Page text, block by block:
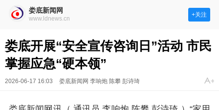
娄底新闻网
www.ldnews.cn
+关注
娄底开展“安全宣传咨询日”活动 市民
掌握应急“硬本领”
2026-06-17 16:03 娄底新闻网 李响炮 陈攀 彭诗琦